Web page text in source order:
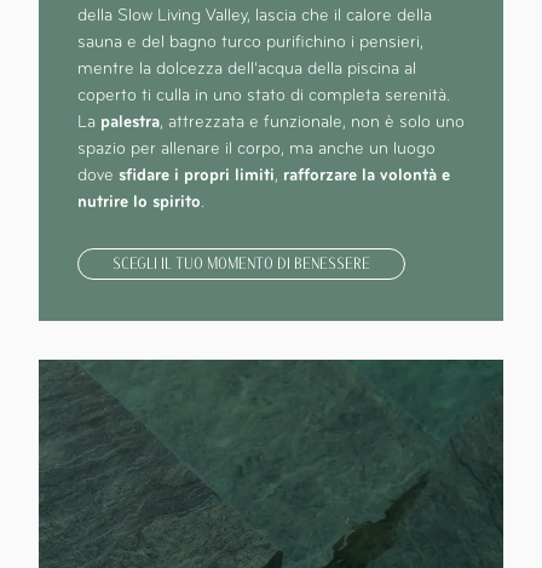
della Slow Living Valley, lascia che il calore della
sauna e del bagno turco purifichino i pensieri,
mentre la dolcezza dell’acqua della piscina al
coperto ti culla in uno stato di completa serenità.
La palestra, attrezzata e funzionale, non è solo uno
spazio per allenare il corpo, ma anche un luogo
dove sfidare i propri limiti, rafforzare la volontà e
nutrire lo spirito.
SCEGLI IL TUO MOMENTO DI BENESSERE